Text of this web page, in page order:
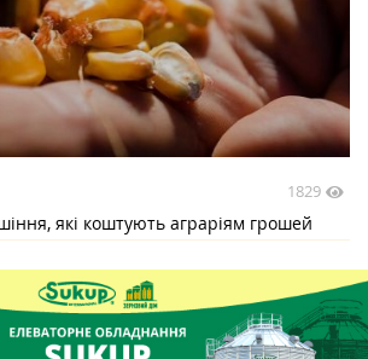
1829
які коштують аграріям грошей